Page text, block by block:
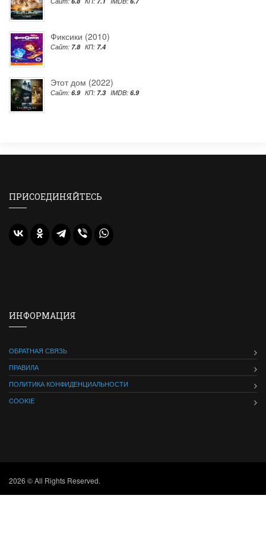
Фиксики (2010)
Сайт: 7.8 КП: 7.4
Этот дом (2022)
Сайт: 6.9 КП: 7.3 IMDB: 6.9
ПРИСОЕДИНЯЙТЕСЬ
ИНФОРМАЦИЯ
ОБРАТНАЯ СВЯЗЬ
ПРАВИЛА
ПОЛИТИКА КОНФИДЕНЦИАЛЬНОСТИ
COOKIE
2026 © All Rights Reserved.